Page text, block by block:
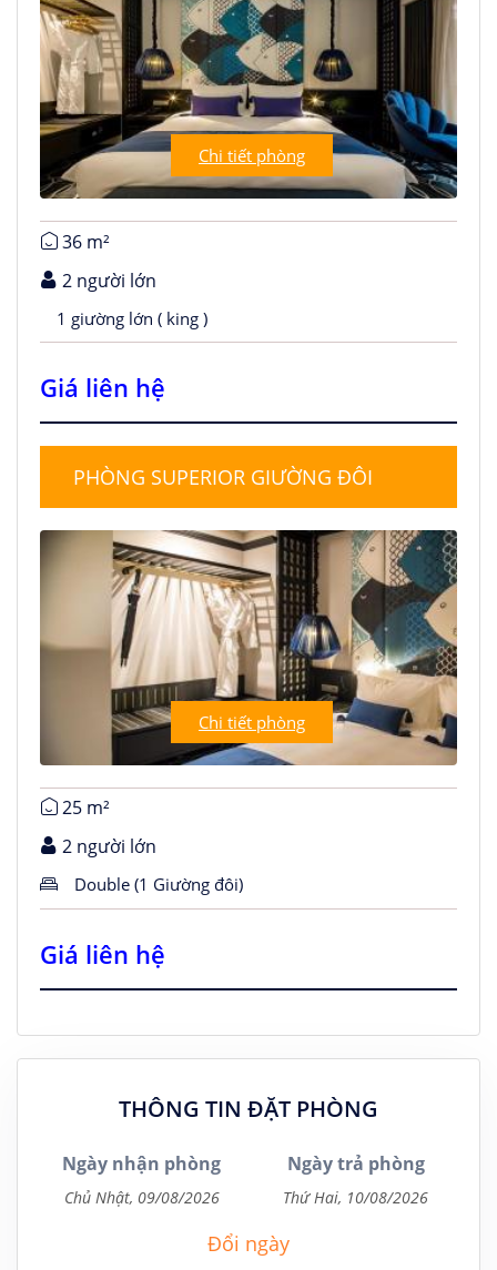
Chi tiết phòng
36 m²
2 người lớn
1 giường lớn ( king )
Giá liên hệ
PHÒNG SUPERIOR GIƯỜNG ĐÔI
Chi tiết phòng
25 m²
2 người lớn
Double (1 Giường đôi)
Giá liên hệ
THÔNG TIN ĐẶT PHÒNG
Ngày nhận phòng Ngày trả phòng
Đổi ngày